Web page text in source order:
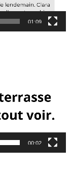
01:09
00:02